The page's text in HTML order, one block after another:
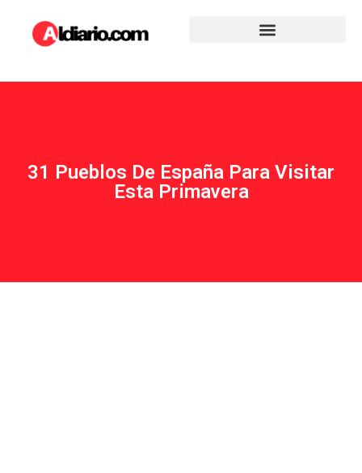
31 Pueblos De España Para Visitar
Esta Primavera